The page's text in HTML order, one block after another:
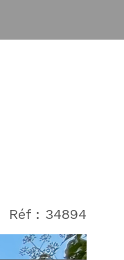
Réf : 34894